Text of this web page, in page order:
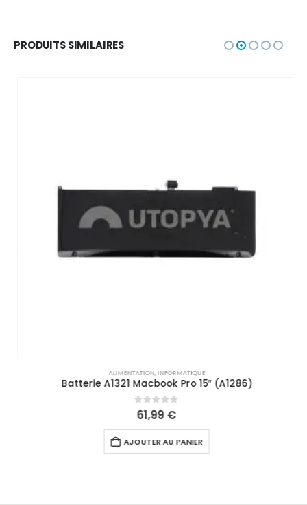
PRODUITS SIMILAIRES
ALIMENTATION,INFORMATIQUE
Batterie A1321 Macbook Pro 15″ (A1286)
0out of 5
61,99€
AJOUTER AU PANIER